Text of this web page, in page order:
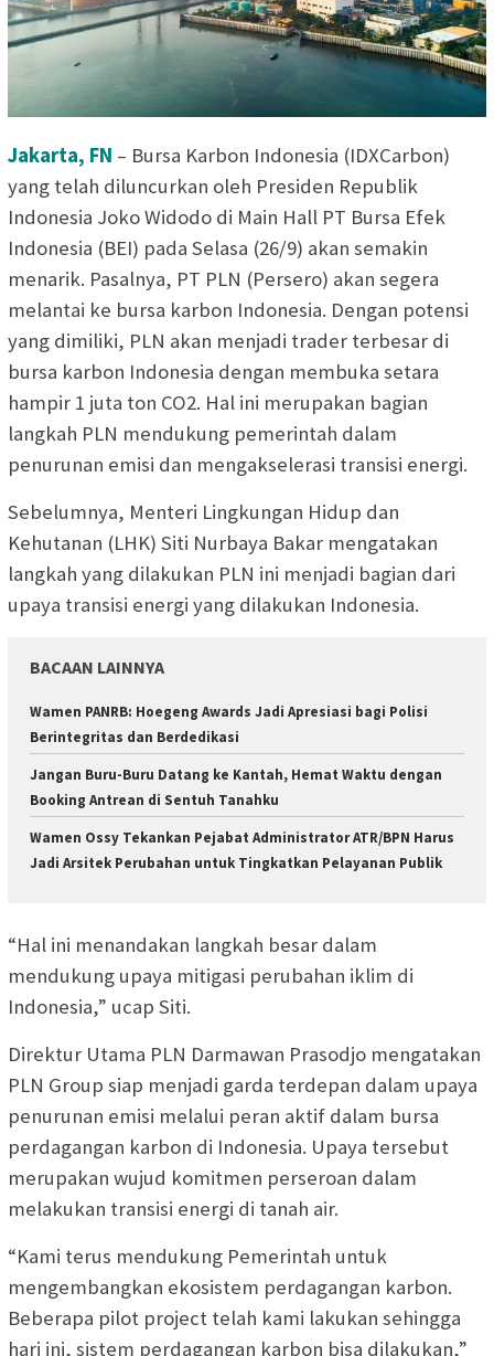
Jakarta, FN – Bursa Karbon Indonesia (IDXCarbon)
yang telah diluncurkan oleh Presiden Republik
Indonesia Joko Widodo di Main Hall PT Bursa Efek
Indonesia (BEI) pada Selasa (26/9) akan semakin
menarik. Pasalnya, PT PLN (Persero) akan segera
melantai ke bursa karbon Indonesia. Dengan potensi
yang dimiliki, PLN akan menjadi trader terbesar di
bursa karbon Indonesia dengan membuka setara
hampir 1 juta ton CO2. Hal ini merupakan bagian
langkah PLN mendukung pemerintah dalam
penurunan emisi dan mengakselerasi transisi energi.
Sebelumnya, Menteri Lingkungan Hidup dan
Kehutanan (LHK) Siti Nurbaya Bakar mengatakan
langkah yang dilakukan PLN ini menjadi bagian dari
upaya transisi energi yang dilakukan Indonesia.
BACAAN LAINNYA
Wamen PANRB: Hoegeng Awards Jadi Apresiasi bagi Polisi
Berintegritas dan Berdedikasi
Jangan Buru-Buru Datang ke Kantah, Hemat Waktu dengan
Booking Antrean di Sentuh Tanahku
Wamen Ossy Tekankan Pejabat Administrator ATR/BPN Harus
Jadi Arsitek Perubahan untuk Tingkatkan Pelayanan Publik
“Hal ini menandakan langkah besar dalam
mendukung upaya mitigasi perubahan iklim di
Indonesia,” ucap Siti.
Direktur Utama PLN Darmawan Prasodjo mengatakan
PLN Group siap menjadi garda terdepan dalam upaya
penurunan emisi melalui peran aktif dalam bursa
perdagangan karbon di Indonesia. Upaya tersebut
merupakan wujud komitmen perseroan dalam
melakukan transisi energi di tanah air.
“Kami terus mendukung Pemerintah untuk
mengembangkan ekosistem perdagangan karbon.
Beberapa pilot project telah kami lakukan sehingga
hari ini, sistem perdagangan karbon bisa dilakukan,”